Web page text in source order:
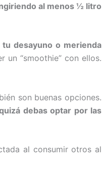
al menos ½ litro
desayuno o merienda
un “smoothie” con ellos.
son buenas opciones.
debas optar por las
al consumir otros al